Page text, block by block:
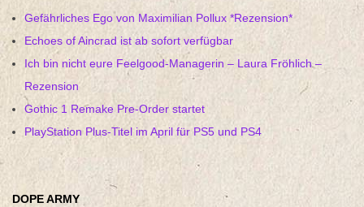
Gefährliches Ego von Maximilian Pollux *Rezension*
Echoes of Aincrad ist ab sofort verfügbar
Ich bin nicht eure Feelgood-Managerin – Laura Fröhlich –
Rezension
Gothic 1 Remake Pre-Order startet
PlayStation Plus-Titel im April für PS5 und PS4
DOPE ARMY